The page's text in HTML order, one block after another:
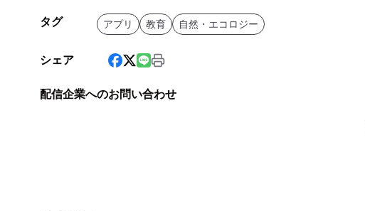
タグ アプリ 教育 自然・エコロジー
シェア
配信企業へのお問い合わせ